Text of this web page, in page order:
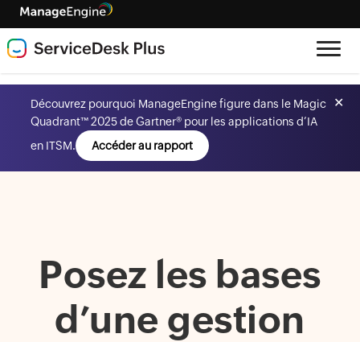
Découvrez pourquoi ManageEngine figure dans le Magic
Quadrant™ 2025 de Gartner® pour les applications d’IA
en ITSM.
Accéder au rapport
✕
Posez les bases
d’une gestion